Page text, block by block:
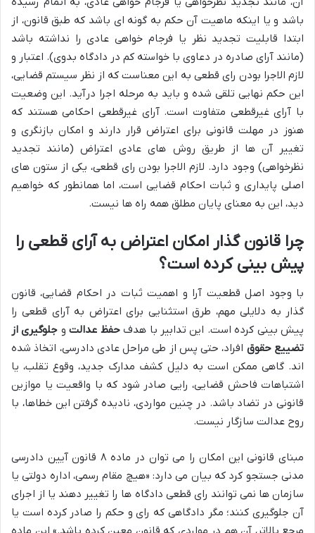
باشد و یا اینکه ماهیت آن حکم به گونه ای باشد که طبق قانون، از
ابتدا قابلیت تجدید نظر یا فرجام خواهی عادی را نداشته باشد
(مانند آرای صادره در دعاوی با خواسته کم در دادگاه بدوی). اعتبار و
لازم الاجرا بودن رای قطعی به این معناست که از نظر سیستم قضایی،
این حکم نهایی تلقی شده و باید به مرحله اجرا درآید. این وضعیت
با آرای غیرقطعی متفاوت است. آرای غیرقطعی احکامی هستند که
هنوز در مهلت قانونی برای اعتراض قرار دارند و امکان بازنگری و
تغییر آن ها از طریق روش های عادی اعتراض (مانند تجدید
نظرخواهی) وجود دارد. لازم الاجرا بودن رای قطعی، یکی از ستون های
اصلی پایداری و ثبات احکام قضایی است، اما همانطور که خواهیم
دید، این به معنای پایان مطلق همه راه ها نیست.
چرا قانون گذار امکان اعتراض به آرای قطعی را
پیش بینی کرده است؟
با وجود اصل قطعیت آرا و اهمیت ثبات در احکام قضایی، قانون
گذار به دلایلی مهم، طرق استثنایی برای اعتراض به آرای قطعی را
پیش بینی کرده است. این تدابیر با هدفحفظ عدالتو جلوگیری از
تضییع حقوق افراد، حتی پس از طی مراحل عادی دادرسی، اتخاذ شده
اند. گاهی ممکن است به دلیل کشف مدارک جدید، وقوع تقلب، یا
اشتباهات فاحش قضایی، رایی صادر شود که با واقعیت یا موازین
قانونی در تضاد باشد. در چنین مواردی، نادیده گرفتن این خطاها، با
روح عدالت سازگار نیست.
مبنای قانونی این امکان را می توان در ماده ۸ قانون آیین دادرسی
مدنی جستجو کرد که بیان می دارد: «هیچ مقام رسمی، اداره دولتی یا
سازمان ها نمی توانند رای قطعی دادگاه ها را تغییر دهند یا از اجرای
آن جلوگیری کنند؛ مگر دادگاهی که رای و حکم را صادر کرده است یا